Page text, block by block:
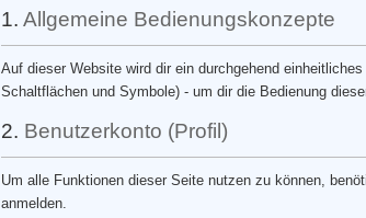
1.Allgemeine Bedienungskonzepte
Auf dieser Website wird dir ein durchgehend
Schaltflächen und Symbole) - um dir die Bedienung
2. Benutzerkonto (Profil)
Um alle Funktionen dieser Seite nutzen zu können,
anmelden.